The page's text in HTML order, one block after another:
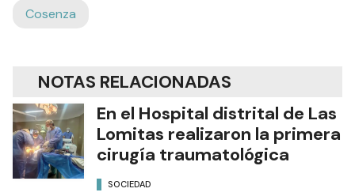
Cosenza
NOTAS RELACIONADAS
En el Hospital distrital de Las
Lomitas realizaron la primera
cirugía traumatológica
SOCIEDAD